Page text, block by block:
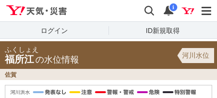
検索 通知
i
ログイン ID新規取得
ふくしょえ
福所江の水位情報 河川水位
佐賀